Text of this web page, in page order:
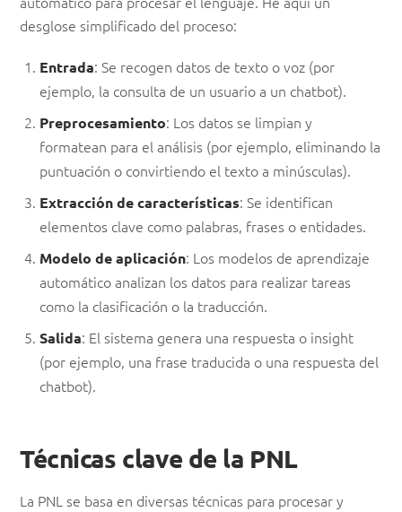
desglose simplificado del proceso:
Entrada: Se recogen datos de texto o voz (por
ejemplo, la consulta de un usuario a un chatbot).
Preprocesamiento: Los datos se limpian y
formatean para el análisis (por ejemplo, eliminando la
puntuación o convirtiendo el texto a minúsculas).
Extracción de características: Se identifican
elementos clave como palabras, frases o entidades.
Modelo de aplicación: Los modelos de aprendizaje
automático analizan los datos para realizar tareas
como la clasificación o la traducción.
Salida: El sistema genera una respuesta o insight
(por ejemplo, una frase traducida o una respuesta del
chatbot).
Técnicas clave de la PNL
La PNL se basa en diversas técnicas para procesar y